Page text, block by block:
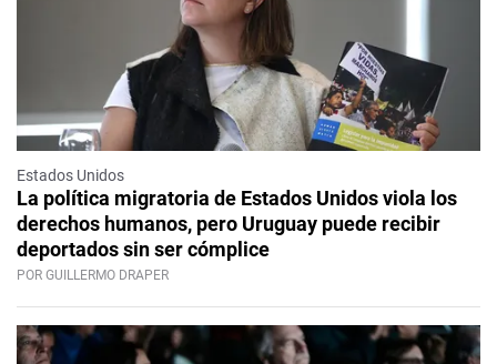
Estados Unidos
La política migratoria de Estados Unidos viola los
derechos humanos, pero Uruguay puede recibir
deportados sin ser cómplice
POR GUILLERMO DRAPER